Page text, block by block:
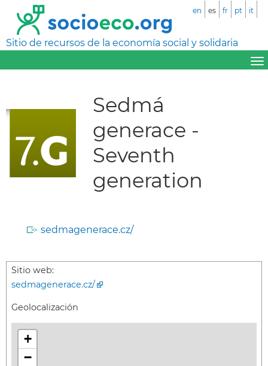
Sitio de recursos de la economía social y solidaria
en es fr pt it
Sedmá
generace -
Seventh
generation
sedmagenerace.cz/
Sitio web:
sedmagenerace.cz/
Geolocalización
+
−